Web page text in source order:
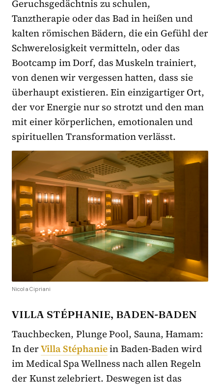
Geruchsgedächtnis zu schulen,
Tanztherapie oder das Bad in heißen und
kalten römischen Bädern, die ein Gefühl der
Schwerelosigkeit vermitteln, oder das
Bootcamp im Dorf, das Muskeln trainiert,
von denen wir vergessen hatten, dass sie
überhaupt existieren. Ein einzigartiger Ort,
der vor Energie nur so strotzt und den man
mit einer körperlichen, emotionalen und
spirituellen Transformation verlässt.
Nicola Cipriani
VILLA STÉPHANIE, BADEN-BADEN
Tauchbecken, Plunge Pool, Sauna, Hamam:
In derVilla Stéphaniein Baden-Baden wird
im Medical Spa Wellness nach allen Regeln
der Kunst zelebriert. Deswegen ist das